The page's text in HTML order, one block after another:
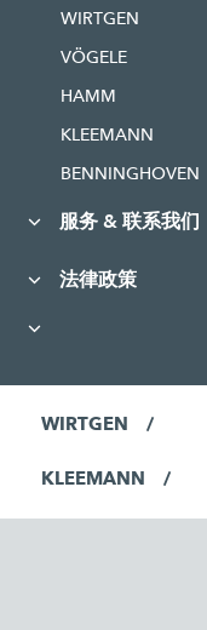
WIRTGEN
VÖGELE
HAMM
KLEEMANN
BENNINGHOVEN
服务 & 联系我们
法律政策
WIRTGEN
KLEEMANN